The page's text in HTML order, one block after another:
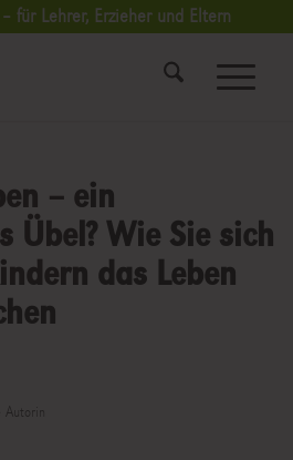
für Lehrer, Erzieher und Eltern
– ein
Übel? Wie Sie sich
das Leben
Autorin